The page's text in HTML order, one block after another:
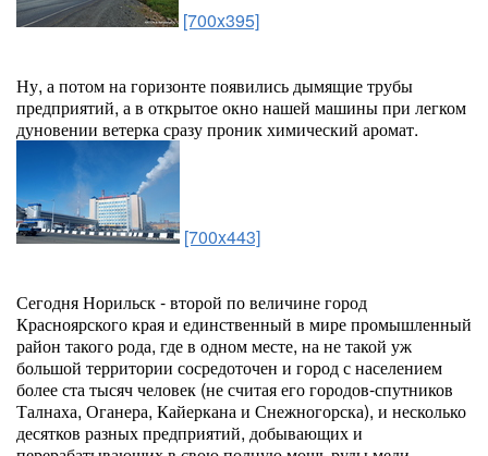
[700x395]
Ну, а потом на горизонте появились дымящие трубы
предприятий, а в открытое окно нашей машины при легком
дуновении ветерка сразу проник химический аромат.
[700x443]
Сегодня Норильск - второй по величине город
Красноярского края и единственный в мире промышленный
район такого рода, где в одном месте, на не такой уж
большой территории сосредоточен и город с населением
более ста тысяч человек (не считая его городов-спутников
Талнаха, Оганера, Кайеркана и Снежногорска), и несколько
десятков разных предприятий, добывающих и